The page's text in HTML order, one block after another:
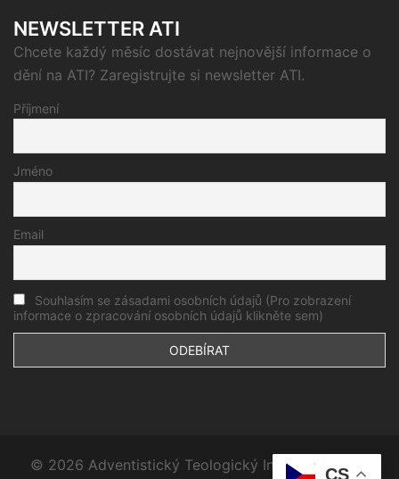
NEWSLETTER ATI
Chcete každý měsíc dostávat nejnovější informace o
dění na ATI? Zaregistrujte si newsletter ATI.
Příjmení
Jméno
Email
Souhlasím se zásadami osobních údajů (Pro zobrazení
informace o zpracování osobních údajů klikněte sem)
© 2026 Adventistický Teologický Institut. Proudly
CS